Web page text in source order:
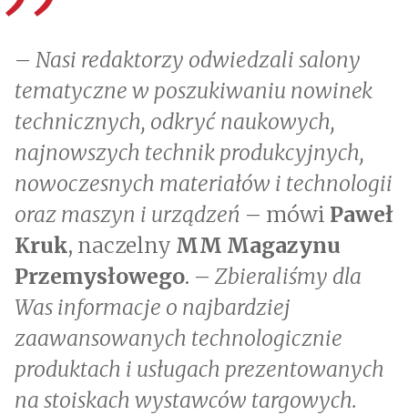
– Nasi redaktorzy odwiedzali salony
tematyczne w poszukiwaniu nowinek
technicznych, odkryć naukowych,
najnowszych technik produkcyjnych,
nowoczesnych materiałów i technologii
oraz maszyn i urządzeń – mówi Paweł
Kruk, naczelny MM Magazynu
Przemysłowego. – Zbieraliśmy dla
Was informacje o najbardziej
zaawansowanych technologicznie
produktach i usługach prezentowanych
na stoiskach wystawców targowych.